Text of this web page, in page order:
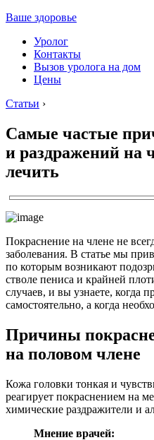
Ваше здоровье
Уролог
Контакты
Вызов уролога на дом
Цены
Статьи ›
Самые частые
и раздражений на
лечить
Покраснение на члене не
заболевания. В статье мы
по которым возникают
стволе пениса и крайней
случаев, и вы узнаете, когда
самостоятельно, а когда
Причины
на половом члене
Кожа головки тонкая и
реагирует покраснением на
химические раздражители и
Мнение врачей: